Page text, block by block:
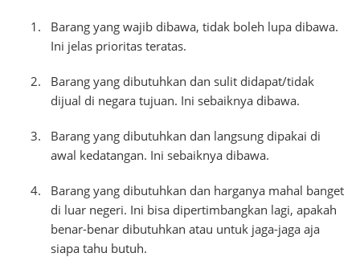
Barang yang wajib dibawa, tidak boleh lupa dibawa.
Ini jelas prioritas teratas.
Barang yang dibutuhkan dan sulit didapat/tidak
dijual di negara tujuan. Ini sebaiknya dibawa.
Barang yang dibutuhkan dan langsung dipakai di
awal kedatangan. Ini sebaiknya dibawa.
Barang yang dibutuhkan dan harganya mahal banget
di luar negeri. Ini bisa dipertimbangkan lagi, apakah
benar-benar dibutuhkan atau untuk jaga-jaga aja
siapa tahu butuh.